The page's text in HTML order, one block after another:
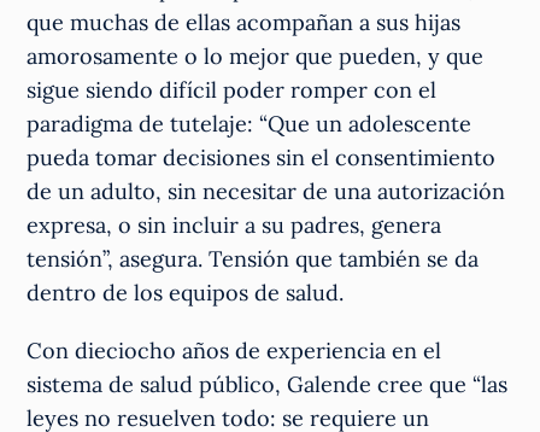
que muchas de ellas acompañan a sus hijas
amorosamente o lo mejor que pueden, y que
sigue siendo difícil poder romper con el
paradigma de tutelaje: “Que un adolescente
pueda tomar decisiones sin el consentimiento
de un adulto, sin necesitar de una autorización
expresa, o sin incluir a su padres, genera
tensión”, asegura. Tensión que también se da
dentro de los equipos de salud.
Con dieciocho años de experiencia en el
sistema de salud público, Galende cree que “las
leyes no resuelven todo: se requiere un